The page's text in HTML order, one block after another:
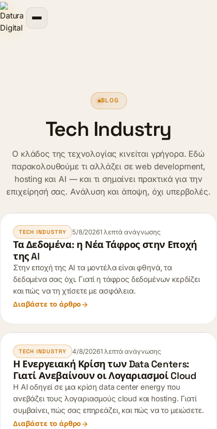
περιεχόμενο
BLOG
Tech Industry
Ο κλάδος της τεχνολογίας κινείται γρήγορα. Εδώ
παρακολουθούμε τι αλλάζει σε web development,
hosting και AI — και τι σημαίνει πρακτικά για την
επιχείρησή σας. Ανάλυση και άποψη, όχι υπερβολές.
TECH INDUSTRY 5/8/20261 λεπτά ανάγνωσης
Τα Δεδομένα: η Νέα Τάφρος στην Εποχή
της AI
Στην εποχή της AI τα μοντέλα είναι φθηνά, τα
δεδομένα σας όχι. Γιατί η τάφρος δεδομένων κερδίζει
και πώς να τη χτίσετε με ασφάλεια.
Διαβάστε το άρθρο
TECH INDUSTRY 4/8/20261 λεπτά ανάγνωσης
Η Ενεργειακή Κρίση των Data Centers:
Γιατί Ανεβαίνουν οι Λογαριασμοί Cloud
Η AI οδηγεί σε μια κρίση data center energy που
ανεβάζει τους λογαριασμούς cloud και hosting. Γιατί
συμβαίνει, πώς σας επηρεάζει, και πώς να το μειώσετε.
Διαβάστε το άρθρο